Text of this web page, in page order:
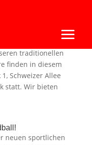
Euch vom
traditionellen
finden in diesem
Schweizer Allee
statt. Wir bieten
neuen sportlichen